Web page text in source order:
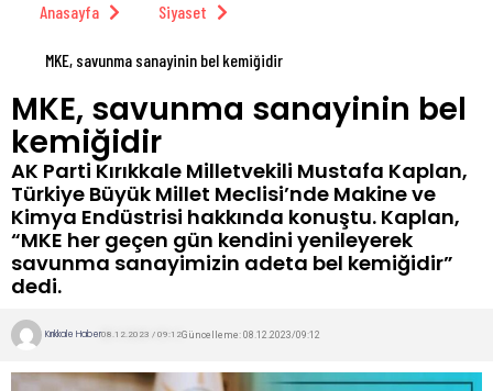
Anasayfa Siyaset
MKE, savunma sanayinin bel kemiğidir
MKE, savunma sanayinin bel
kemiğidir
AK Parti Kırıkkale Milletvekili Mustafa Kaplan,
Türkiye Büyük Millet Meclisi’nde Makine ve
Kimya Endüstrisi hakkında konuştu. Kaplan,
“MKE her geçen gün kendini yenileyerek
savunma sanayimizin adeta bel kemiğidir”
dedi.
Kırıkkale Haber08.12.2023 / 09:12Güncelleme: 08.12.2023/09:12